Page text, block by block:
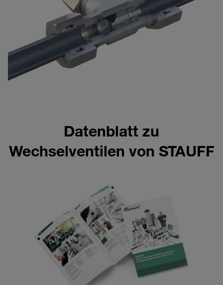
Datenblatt zu
Wechselventilen von STAUFF